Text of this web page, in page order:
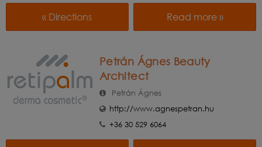
« Directions Read more »
Petrán Ágnes Beauty
Architect
Petrán Ágnes
http://www.agnespetran.hu
+36 30 529 6064